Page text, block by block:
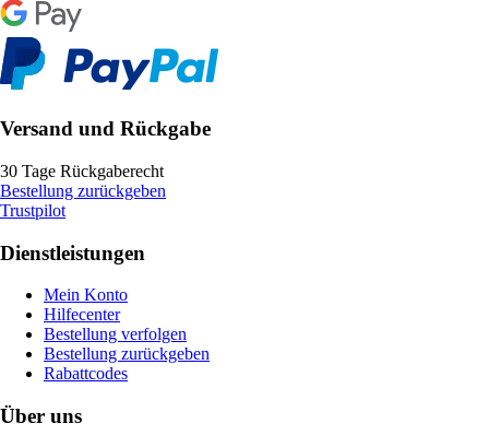
Versand und Rückgabe
30 Tage Rückgaberecht
Bestellung zurückgeben
Trustpilot
Dienstleistungen
Mein Konto
Hilfecenter
Bestellung verfolgen
Bestellung zurückgeben
Rabattcodes
Über uns